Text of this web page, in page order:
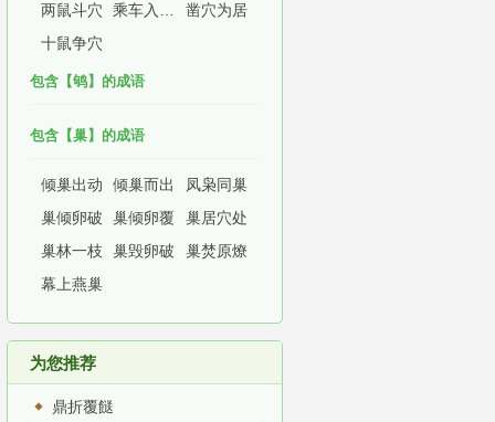
两鼠斗穴
凿穴为居
十鼠争穴
包含【鸲】的成语
包含【巢】的成语
倾巢出动 倾巢而出
凤枭同巢
巢倾卵破
巢倾卵覆
巢居穴处
巢林一枝
巢毁卵破
巢焚原燎
幕上燕巢
为您推荐
鼎折覆餸